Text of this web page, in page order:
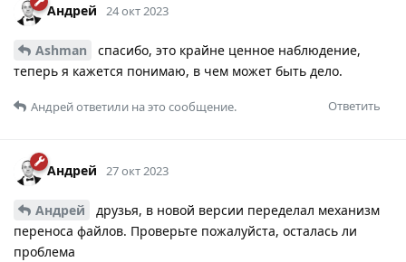
Андрей 24 окт 2023
Ashman
спасибо, это крайне ценное наблюдение,
теперь я кажется понимаю, в чем может быть дело.
Ответить
Андрейответили на это сообщение.
Андрей 27 окт 2023
Андрей
друзья, в новой версии переделал механизм
переноса файлов. Проверьте пожалуйста, осталась ли
проблема